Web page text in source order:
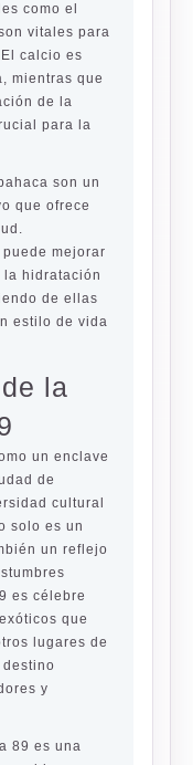
como el
vitales para
calcio es
mientras que
de la
para la
son un
que ofrece
mejorar
hidratación
de ellas
estilo de vida
la
un enclave
de
cultural
solo es un
un reflejo
es célebre
que
lugares de
y
89 es una